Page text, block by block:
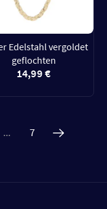
Edelstahl vergoldet
geflochten
14,99 €
... 7